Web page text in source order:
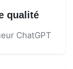
qualité
ChatGPT